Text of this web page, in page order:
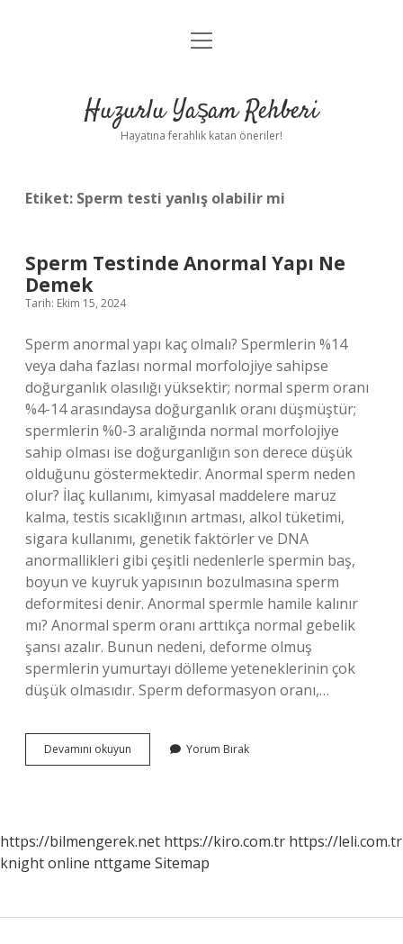
Anasayfa
Yasal Uyarı
menüyü
Huzurlu Yaşam Rehberi
Hayatına ferahlık katan öneriler!
Etiket: Sperm testi yanlış olabilir mi
Sperm Testinde Anormal Yapı Ne
Demek
Tarih: Ekim 15, 2024
Sperm anormal yapı kaç olmalı? Spermlerin %14
veya daha fazlası normal morfolojiye sahipse
doğurganlık olasılığı yüksektir; normal sperm oranı
%4-14 arasındaysa doğurganlık oranı düşmüştür;
spermlerin %0-3 aralığında normal morfolojiye
sahip olması ise doğurganlığın son derece düşük
olduğunu göstermektedir. Anormal sperm neden
olur? İlaç kullanımı, kimyasal maddelere maruz
kalma, testis sıcaklığının artması, alkol tüketimi,
sigara kullanımı, genetik faktörler ve DNA
anormallikleri gibi çeşitli nedenlerle spermin baş,
boyun ve kuyruk yapısının bozulmasına sperm
deformitesi denir. Anormal spermle hamile kalınır
mı? Anormal sperm oranı arttıkça normal gebelik
şansı azalır. Bunun nedeni, deforme olmuş
spermlerin yumurtayı dölleme yeteneklerinin çok
düşük olmasıdır. Sperm deformasyon oranı,…
Devamını okuyun
Testinde
Yorum Bırak
https://bilmengerek.net https://kiro.com.tr https://leli.com.tr
knight online nttgame Sitemap